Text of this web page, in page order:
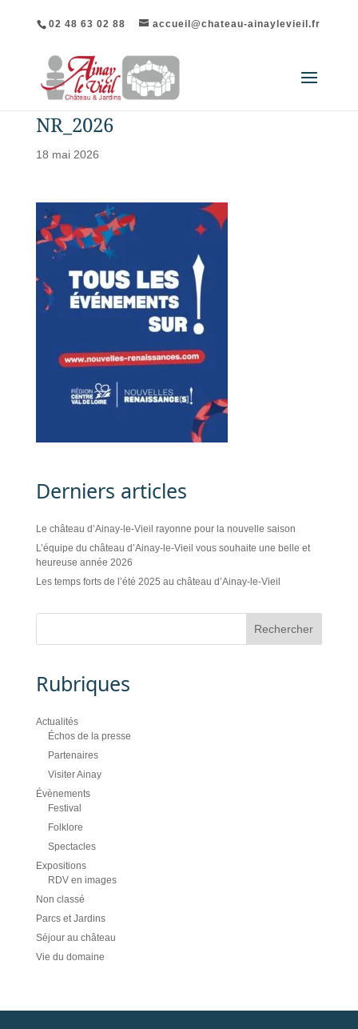
02 48 63 02 88 accueil@chateau-ainaylevieil.fr
NR_2026
18 mai 2026
Derniers articles
Le château d’Ainay-le-Vieil rayonne pour la nouvelle saison
L’équipe du château d’Ainay-le-Vieil vous souhaite une belle et
heureuse année 2026
Les temps forts de l’été 2025 au château d’Ainay-le-Vieil
Rubriques
Actualités
Échos de la presse
Partenaires
Visiter Ainay
Évènements
Festival
Folklore
Spectacles
Expositions
RDV en images
Non classé
Parcs et Jardins
Séjour au château
Vie du domaine